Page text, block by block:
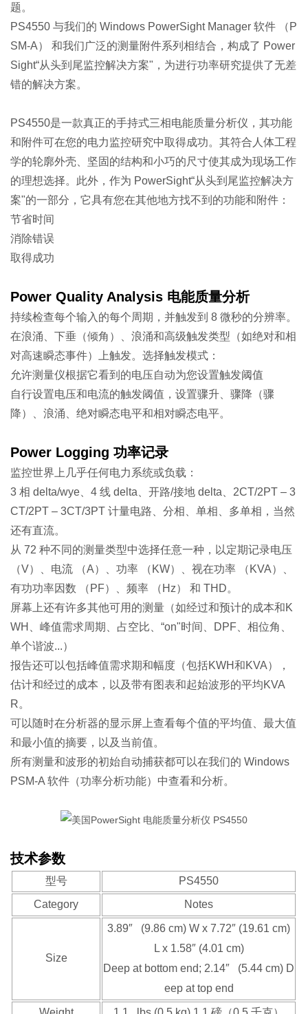
题。
PS4550 与我们的 Windows PowerSight Manager 软件 （P
SM-A） 和我们广泛的测量附件系列相结合，构成了 Power
Sight“从头到尾监控解决方案"，为进行功率研究提供了无差
错的解决方案。
PS4550是一款真正的手持式三相电能质量分析仪，其功能
和附件可在您的电力监控研究中取得成功。其符合人体工程
学的轮廓外壳、坚固的结构和小巧的尺寸使其成为现场工作
的理想选择。此外，作为 PowerSight“从头到尾监控解决方
案"的一部分，它具有您在其他地方找不到的功能和附件：
节省时间
消除错误
取得成功
Power Quality Analysis 电能质量分析
持续检查每个输入的每个周期，并触发到 8 微秒的分辨率。
在浪涌、下垂（倾角）、浪涌和高级触发类型（如绝对和相
对高速瞬态事件）上触发。选择触发模式：
允许测量仪根据它看到的电压自动为您设置触发阈值
自行设置电压和电流的触发阈值，设置骤升、骤降（骤
降）、浪涌、绝对瞬态电平和相对瞬态电平。
Power Logging 功率记录
监控世界上几乎任何电力系统或负载：
3 相 delta/wye、4 线 delta、开路/接地 delta、2CT/2PT – 3
CT/2PT – 3CT/3PT 计量电路、分相、单相、多单相，当然
还有直流。
从 72 种不同的测量类型中选择任意一种，以定期记录电压
（V）、电流 （A）、功率 （KW）、视在功率 （KVA）、
有功功率因数 （PF）、频率 （Hz） 和 THD。
屏幕上还有许多其他可用的测量（如经过和预计的成本和K
WH、峰值需求周期、占空比、“on"时间、DPF、相位角、
单个谐波...）
报告还可以包括峰值需求期和幅度（包括KWH和KVA），
估计和经过的成本，以及带有图表和起始波形的平均KVA
R。
可以随时在分析器的显示屏上查看每个值的平均值、最大值
和最小值的摘要，以及当前值。
所有测量和波形的初始自动捕获都可以在我们的 Windows
PSM-A 软件（功率分析功能）中查看和分析。
技术参数
型号
PS4550
Category
Notes
Size
3.89″ (9.86 cm) W x 7.72″ (19.61 cm)
L x 1.58″ (4.01 cm)
Deep at bottom end; 2.14″ (5.44 cm) D
eep at top end